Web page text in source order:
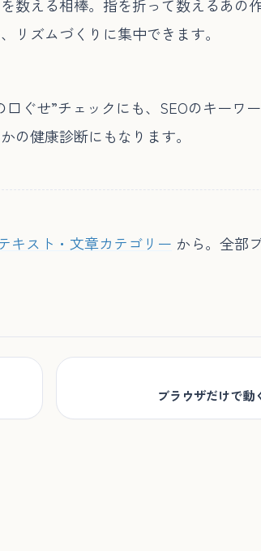
数える相棒。指を折って数えるあの
リズムづくりに集中できます。
ぐせ”チェックにも、SEOのキーワ
の健康診断にもなります。
キスト・文章カテゴリー から。全部
ブラウザだけで動